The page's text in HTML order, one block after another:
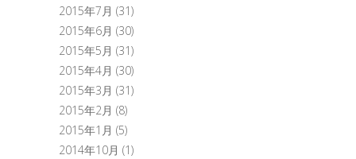
2015年7月 (31)
2015年6月 (30)
2015年5月 (31)
2015年4月 (30)
2015年3月 (31)
2015年2月 (8)
2015年1月 (5)
2014年10月 (1)